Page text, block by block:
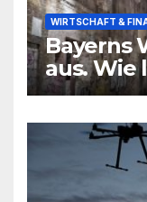
WIRTSCHAFT &
Bayerns
aus. Wie
können
noch